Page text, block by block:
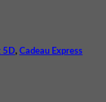
5D, Cadeau Express